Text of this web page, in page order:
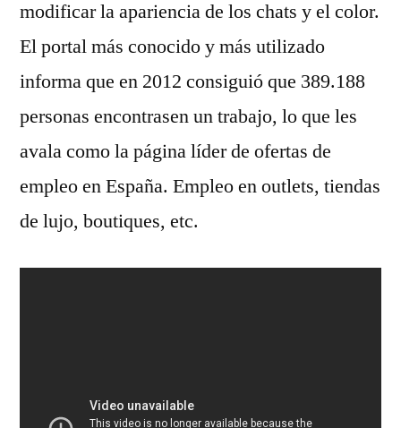
modificar la apariencia de los chats y el color.
El portal más conocido y más utilizado
informa que en 2012 consiguió que 389.188
personas encontrasen un trabajo, lo que les
avala como la página líder de ofertas de
empleo en España. Empleo en outlets, tiendas
de lujo, boutiques, etc.